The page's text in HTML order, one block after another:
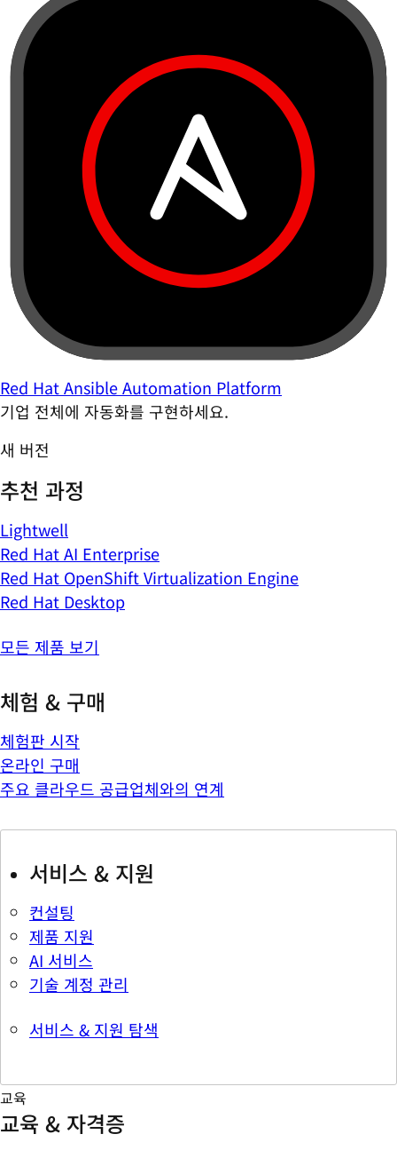
Red Hat Ansible Automation Platform
기업 전체에 자동화를 구현하세요.
새 버전
추천 과정
Lightwell
Red Hat AI Enterprise
Red Hat OpenShift Virtualization Engine
Red Hat Desktop
모든 제품 보기
체험 & 구매
체험판 시작
온라인 구매
주요 클라우드 공급업체와의 연계
서비스 & 지원
컨설팅
제품 지원
AI 서비스
기술 계정 관리
서비스 & 지원 탐색
교육
교육 & 자격증